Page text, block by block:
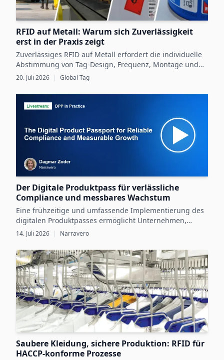
verringern, was insbesondere für Anwendungen
im IoT, in der Medizintechnik und in der
Unterhaltungselektronik relevant ist.
RFID auf Metall: Warum sich Zuverlässigkeit
erst in der Praxis zeigt
Zuverlässiges RFID auf Metall erfordert die individuelle
Abstimmung von Tag-Design, Frequenz, Montage und
Betriebsbedingungen sowie eine gründliche Validierung
20. Juli 2026 | Global Tag
Der Digitale Produktpass für verlässliche
Compliance und messbares Wachstum
Eine frühzeitige und umfassende Implementierung des
digitalen Produktpasses ermöglicht Unternehmen,
gesetzliche Vorgaben zu erfüllen und gleichzeitig durch
14. Juli 2026 | Narravero
Saubere Kleidung, sichere Produktion: RFID für
HACCP-konforme Prozesse